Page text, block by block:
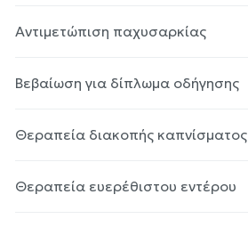
Αντιμετώπιση παχυσαρκίας
Βεβαίωση για δίπλωμα οδήγησης
Θεραπεία διακοπής καπνίσματος
Θεραπεία ευερέθιστου εντέρου